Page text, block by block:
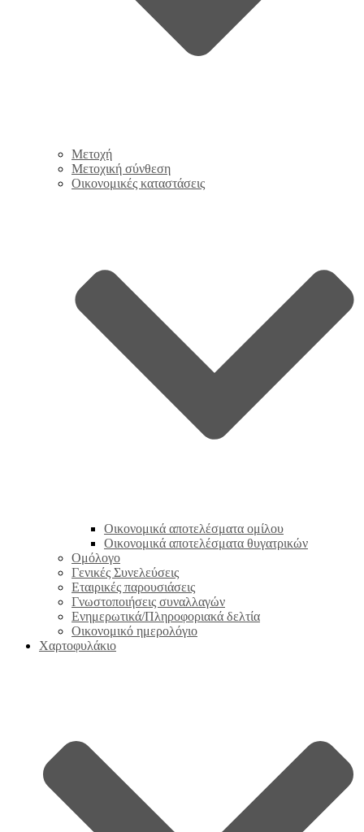
Μετοχή
Μετοχική σύνθεση
Οικονομικές καταστάσεις
Οικονομικά αποτελέσματα ομίλου
Οικονομικά αποτελέσματα θυγατρικών
Ομόλογο
Γενικές Συνελεύσεις
Εταιρικές παρουσιάσεις
Γνωστοποιήσεις συναλλαγών
Ενημερωτικά/Πληροφοριακά δελτία
Οικονομικό ημερολόγιο
Χαρτοφυλάκιο